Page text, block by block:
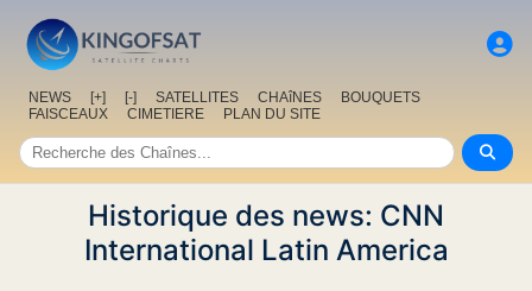
NEWS [+] [-] SATELLITES CHAîNES
BOUQUETS
FAISCEAUX
CIMETIERE PLAN DU SITE
Historique des news: CNN
International Latin America